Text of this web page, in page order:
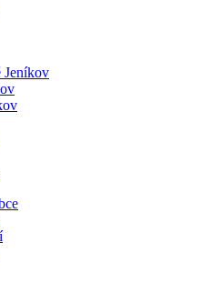
Jeníkov